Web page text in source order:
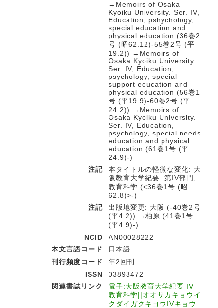
→Memoirs of Osaka
Kyoiku University. Ser. IV,
Education, pshychology,
special education and
physical education (36巻2
号 (昭62.12)-55巻2号 (平
19.2)) →Memoirs of
Osaka Kyoiku University.
Ser. IV, Education,
psychology, special
support education and
physical education (56巻1
号 (平19.9)-60巻2号 (平
24.2)) →Memoirs of
Osaka Kyoiku University.
Ser. IV, Education,
psychology, special needs
education and physical
education (61巻1号 (平
24.9)-)
注記
本タイトルの軽微な変化: 大
阪教育大学紀要. 第IV部門,
教育科学 (<36巻1号 (昭
62.8)>-)
注記
出版地変更: 大阪 (-40巻2号
(平4.2)) →柏原 (41巻1号
(平4.9)-)
NCID
AN00028222
本文言語コード
日本語
刊行頻度コード
年2回刊
ISSN
03893472
関連書誌リンク
電子:大阪教育大学紀要 IV
教育科学||オオサカキョウイ
クダイガクキヨウIVキョウ